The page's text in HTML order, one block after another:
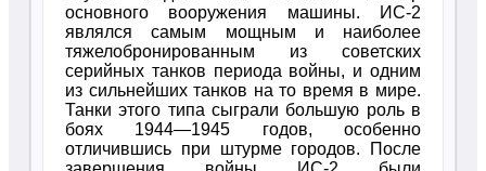
основного вооружения машины. ИС-2
являлся самым мощным и наиболее
тяжелобронированным из советских
серийных танков периода войны, и одним
из сильнейших танков на то время в мире.
Танки этого типа сыграли большую роль в
боях 1944—1945 годов, особенно
отличившись при штурме городов. После